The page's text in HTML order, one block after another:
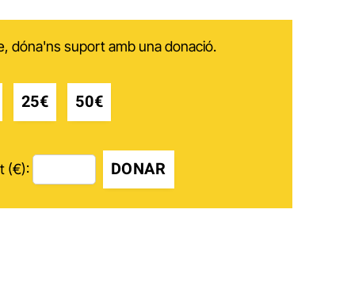
dóna'ns suport amb una donació.
25€ 50€
(€): DONAR